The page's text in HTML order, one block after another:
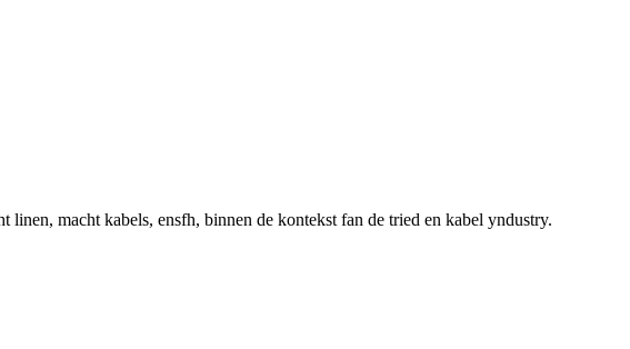
macht kabels, ensfh, binnen de kontekst fan de tried en kabel yndustry.